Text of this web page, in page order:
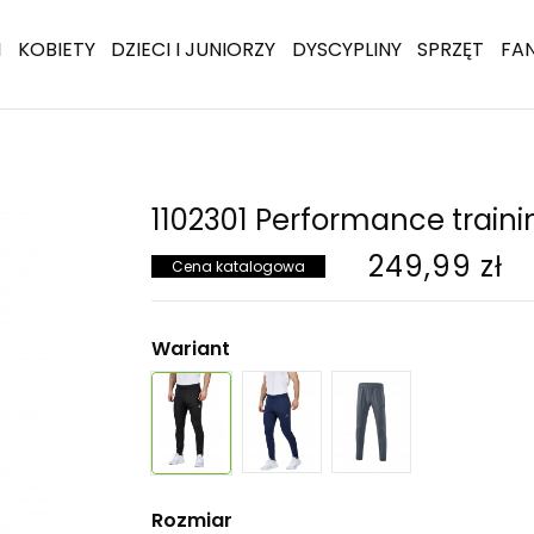
KOBIETY DZIECI I JUNIORZY DYSCYPLINY SPRZĘT
1102301 Performance
Cena katalogowa 249,99 zł
Wariant
Rozmiar